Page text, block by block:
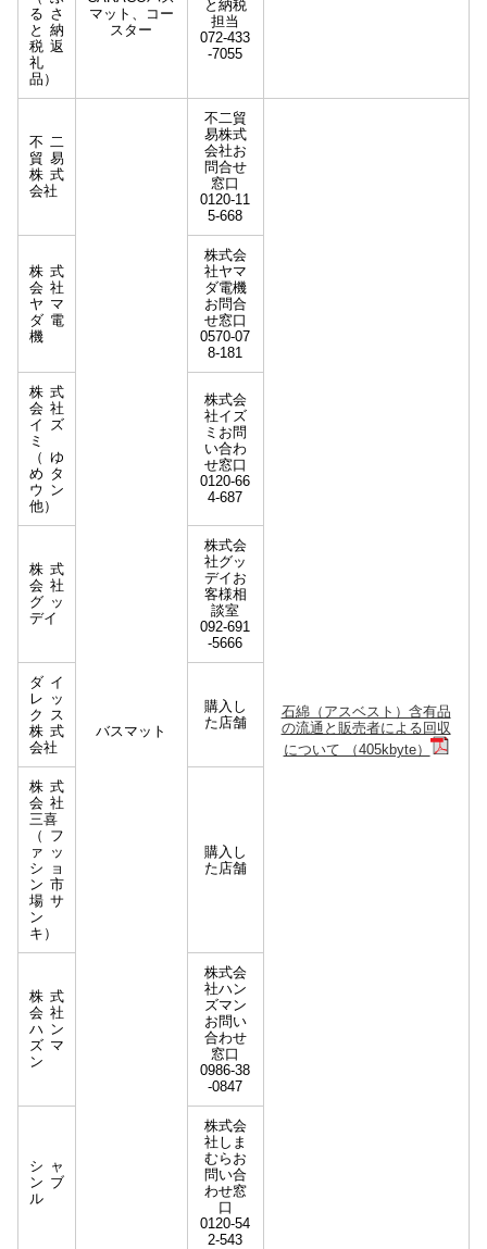
るさ
と納
税返
礼
品）
マット、コー
スター
と納税
担当
072-433
-7055
不⼆
貿易
株式
会社
バスマット
不二貿
易株式
会社お
問合せ
窓口
0120-11
5-668
⽯綿（アスベスト）含有品
の流通と販売者による回収
について （405kbyte）
株式
会社
ヤマ
ダ電
機
株式会
社ヤマ
ダ電機
お問合
せ窓⼝
0570-07
8-181
株式
会社
イズ
ミ
（ゆ
めタ
ウン
他）
株式会
社イズ
ミお問
い合わ
せ窓口
0120-66
4-687
株式
会社
グッ
デイ
株式会
社グッ
デイお
客様相
談室
092-691
-5666
ダイ
レッ
クス
株式
会社
購入し
た店舗
株式
会社
三喜
（フ
ァッ
ショ
ン市
場サ
ン
キ）
購入し
た店舗
株式
会社
ハン
ズマ
ン
株式会
社ハン
ズマン
お問い
合わせ
窓口
0986-38
-0847
シャ
ンブ
ル
株式会
社しま
むらお
問い合
わせ窓
口
0120-54
2-543